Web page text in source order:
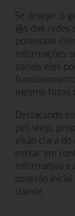
Se desejar, o
@s das redes
potenciais
informações
sociais eles
mesmo fotos
Destacando
pet shop,
visão clara do
entrar em
informativa e
conexão
cliente.